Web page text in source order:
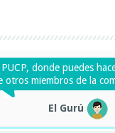
donde puedes
otros miembros de la
El Gurú